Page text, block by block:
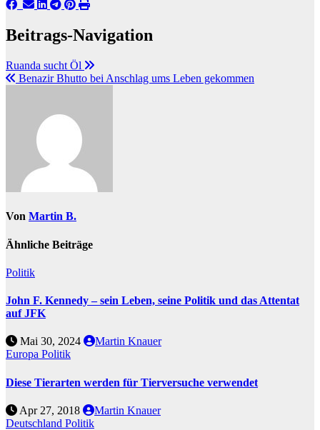
Beitrags-Navigation
Ruanda sucht Öl
Benazir Bhutto bei Anschlag ums Leben gekommen
Von Martin B.
Ähnliche Beiträge
Politik
John F. Kennedy – sein Leben, seine Politik und das Attentat
auf JFK
Mai 30, 2024
Martin Knauer
Europa Politik
Diese Tierarten werden für Tierversuche verwendet
Apr 27, 2018
Martin Knauer
Deutschland Politik